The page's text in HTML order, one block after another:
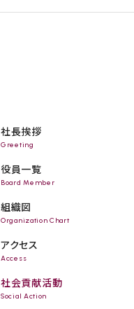
社長挨拶
Greeting
役員一覧
Board Member
組織図
Organization Chart
アクセス
Access
社会貢献活動
Social Action